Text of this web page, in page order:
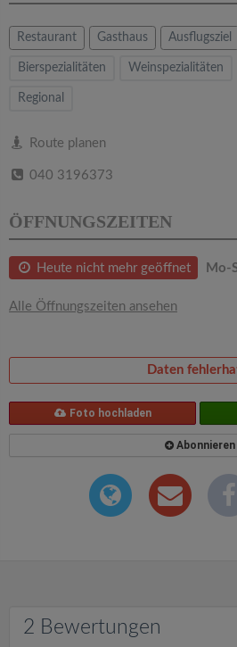
Restaurant Gasthaus Ausflugsziel
Bierspezialitäten Weinspezialitäten
Regional
Route planen
040 3196373
ÖFFNUNGSZEITEN
Heute nicht mehr geöffnet Mo-
Alle Öffnungszeiten ansehen
Daten
Foto hochladen
Abonnieren
2 Bewertungen
a
v
i
g
t
n